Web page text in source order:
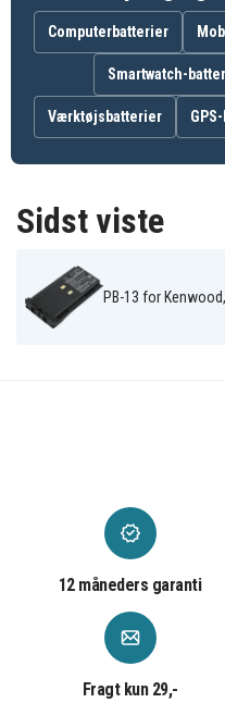
240
Kenwood TK-
26A
Kenwood TK-
320
Kenwood TK-
340
Computerbatterier
Smartwatch-
Værktøjsbatterier
Sidst viste
PB-13 for
12 måneders garanti
Fragt kun 29,-